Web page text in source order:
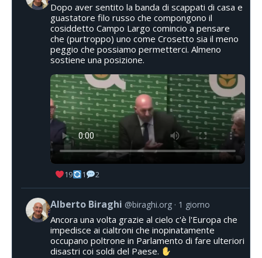
Dopo aver sentito la banda di scappati di casa e
guastatore filo russo che compongono il
cosiddetto Campo Largo comincio a pensare
che (purtroppo) uno come Crosetto sia il meno
peggio che possiamo permetterci. Almeno
sostiene una posizione.
19 1 2
Alberto Biraghi @biraghi.org 1 giorno
Ancora una volta grazie al cielo c'è l'Europa che
impedisce ai cialtroni che inopinatamente
occupano poltrone in Parlamento di fare ulteriori
disastri coi soldi del Paese.